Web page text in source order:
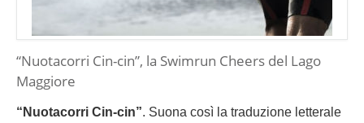
“Nuotacorri Cin-cin”, la Swimrun Cheers del Lago
Maggiore
“Nuotacorri Cin-cin”. Suona così la traduzione letterale